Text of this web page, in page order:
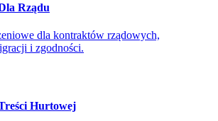
Rządu
dla kontraktów rządowych,
i zgodności.
Hurtowej